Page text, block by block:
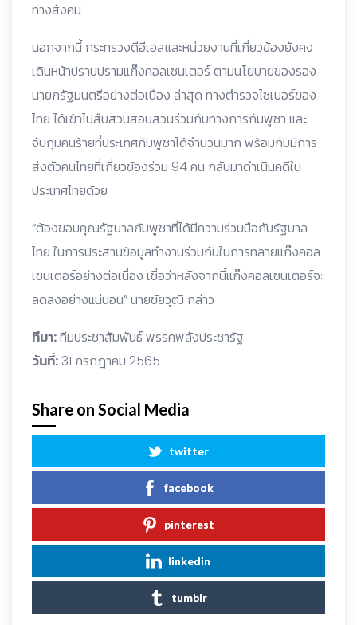
ทางสังคม
นอกจากนี้ กระทรวงดีอีเอสและหน่วยงานที่เกี่ยวข้องยังคง
เดินหน้าปราบปรามแก๊งคอลเซนเตอร์ ตามนโยบายของรอง
นายกรัฐมนตรีอย่างต่อเนื่อง ล่าสุด ทางตำรวจไซเบอร์ของ
ไทย ได้เข้าไปสืบสวนสอบสวนร่วมกับทางการกัมพูชา และ
จับกุมคนร้ายที่ประเทศกัมพูชาได้จำนวนมาก พร้อมกับมีการ
ส่งตัวคนไทยที่เกี่ยวข้องร่วม 94 คน กลับมาดำเนินคดีใน
ประเทศไทยด้วย
“ต้องขอบคุณรัฐบาลกัมพูชาที่ได้มีความร่วมมือกับรัฐบาล
ไทย ในการประสานข้อมูลทำงานร่วมกันในการทลายแก๊งคอล
เซนเตอร์อย่างต่อเนื่อง เชื่อว่าหลังจากนี้แก๊งคอลเซนเตอร์จะ
ลดลงอย่างแน่นอน” นายชัยวุฒิ กล่าว
ทีมา:ทีมประชาสัมพันธ์ พรรคพลังประชารัฐ
วันที่:31 กรกฎาคม 2565
Share on Social Media
twitter
facebook
pinterest
linkedin
tumblr